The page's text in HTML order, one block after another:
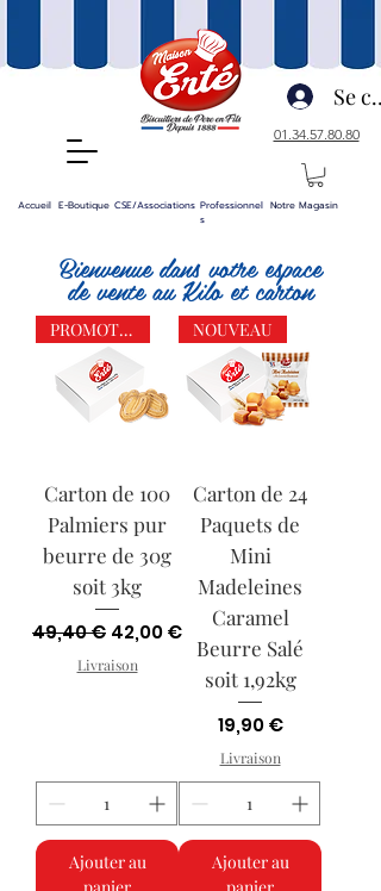
Se
01.34.57.80.80
Accueil E-Boutique CSE/Associations Professionnel
s
Notre Magasin
PROMOTION
Carton de 100
Palmiers pur
beurre de 30g
soit 3kg
Prix original
49,40 € Prix promotionnel
42,00 €
Livraison
Ajouter au
NOUVEAU
Carton de 24
Paquets de
Mini
Madeleines
Caramel
Beurre Salé
soit 1,92kg
Prix
19,90 €
Livraison
Ajouter au
Bienvenue dans votreespace
de vente au Kilo et carton